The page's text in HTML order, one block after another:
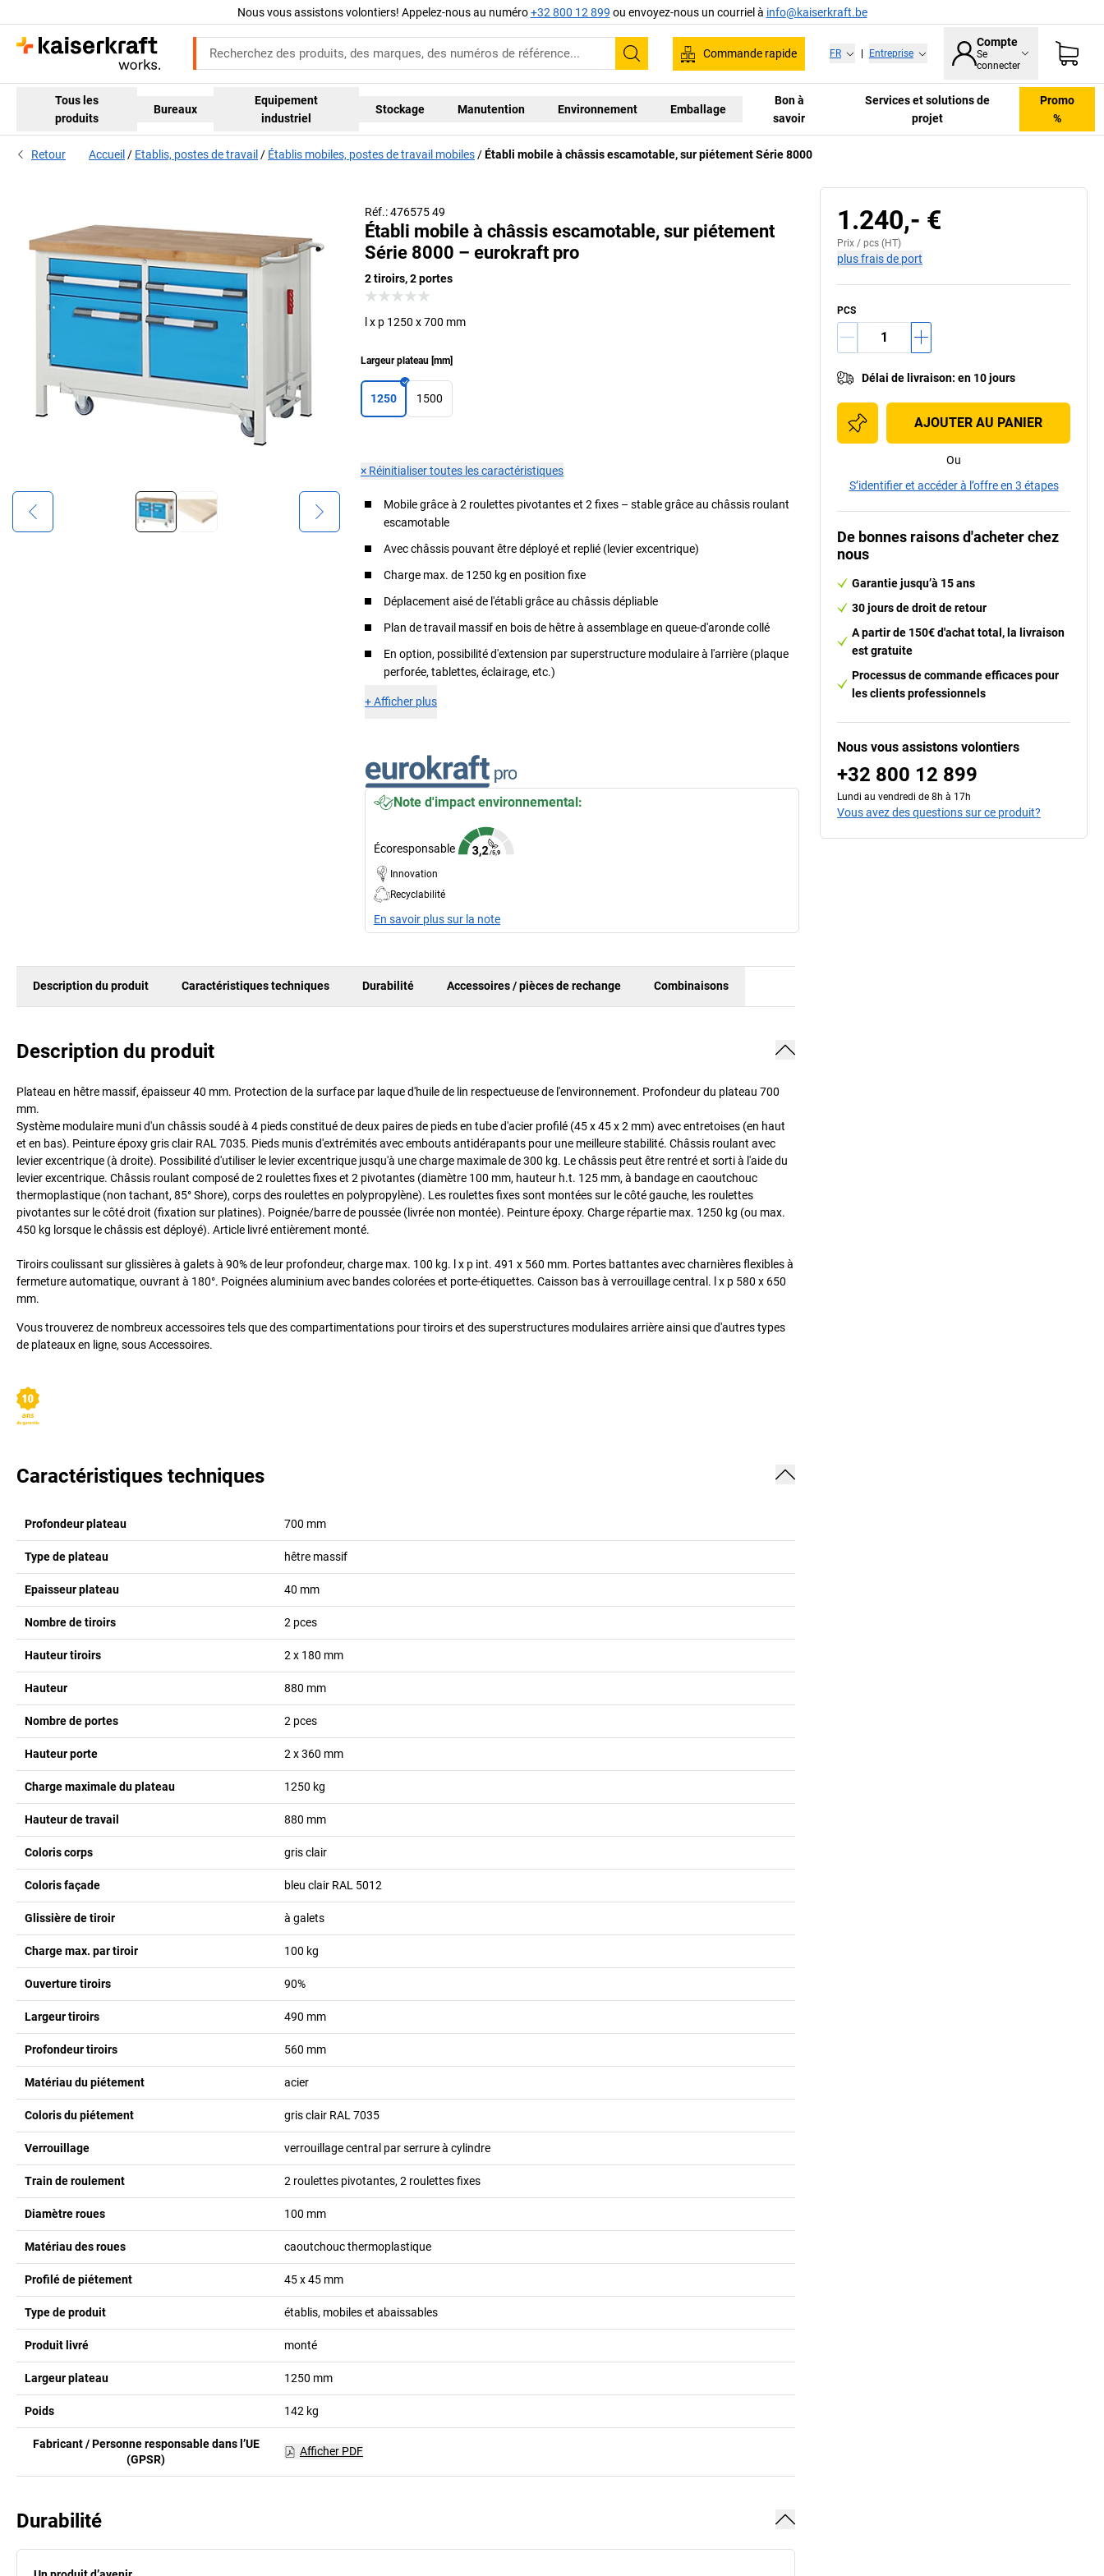
Nous vous assistons volontiers! Appelez-nous au numéro+32 800 12 899 ou envoyez-nous un courriel à info@kaiserkraft.be
Recherche
Commande rapide FR Entreprise
Compte
Se
connecter
Tous les
produits
Bureaux
Equipement
industriel
Stockage Manutention Environnement Emballage
Bon à
savoir
Services et solutions de
projet
Promo
%
Retour Accueil Etablis, postes de travail Établis mobiles, postes de travail mobiles Établi mobile à châssis escamotable, sur piétement Série 8000
Réf.: 476575 49
Établi mobile à châssis escamotable, sur piétement
Série 8000 – eurokraft pro
2 tiroirs, 2 portes
l x p 1250 x 700 mm
Largeur plateau [mm]
1250 1500
× Réinitialiser toutes les caractéristiques
Mobile grâce à 2 roulettes pivotantes et 2 fixes – stable grâce au châssis roulant
escamotable
Avec châssis pouvant être déployé et replié (levier excentrique)
Charge max. de 1250 kg en position fixe
Déplacement aisé de l'établi grâce au châssis dépliable
Plan de travail massif en bois de hêtre à assemblage en queue-d'aronde collé
En option, possibilité d'extension par superstructure modulaire à l'arrière (plaque
perforée, tablettes, éclairage, etc.)
+Afficher plus
Note d'impact environnemental:
Écoresponsable
Innovation
Recyclabilité
En savoir plus sur la note
Description du produit Caractéristiques techniques Durabilité Accessoires / pièces de rechange Combinaisons
Description du produit
Plateau en hêtre massif, épaisseur 40 mm. Protection de la surface par laque d'huile de lin respectueuse de l'environnement. Profondeur du plateau 700
mm.
Système modulaire muni d'un châssis soudé à 4 pieds constitué de deux paires de pieds en tube d'acier profilé (45 x 45 x 2 mm) avec entretoises (en haut
et en bas). Peinture époxy gris clair RAL 7035. Pieds munis d'extrémités avec embouts antidérapants pour une meilleure stabilité. Châssis roulant avec
levier excentrique (à droite). Possibilité d'utiliser le levier excentrique jusqu'à une charge maximale de 300 kg. Le châssis peut être rentré et sorti à l'aide du
levier excentrique. Châssis roulant composé de 2 roulettes fixes et 2 pivotantes (diamètre 100 mm, hauteur h.t. 125 mm, à bandage en caoutchouc
thermoplastique (non tachant, 85° Shore), corps des roulettes en polypropylène). Les roulettes fixes sont montées sur le côté gauche, les roulettes
pivotantes sur le côté droit (fixation sur platines). Poignée/barre de poussée (livrée non montée). Peinture époxy. Charge répartie max. 1250 kg (ou max.
450 kg lorsque le châssis est déployé). Article livré entièrement monté.
Tiroirs coulissant sur glissières à galets à 90% de leur profondeur, charge max. 100 kg. l x p int. 491 x 560 mm. Portes battantes avec charnières flexibles à
fermeture automatique, ouvrant à 180°. Poignées aluminium avec bandes colorées et porte-étiquettes. Caisson bas à verrouillage central. l x p 580 x 650
mm.
Vous trouverez de nombreux accessoires tels que des compartimentations pour tiroirs et des superstructures modulaires arrière ainsi que d'autres types
de plateaux en ligne, sous Accessoires.
Caractéristiques techniques
Profondeur plateau 700 mm
Type de plateau hêtre massif
Epaisseur plateau 40 mm
Nombre de tiroirs 2 pces
Hauteur tiroirs 2 x 180 mm
Hauteur 880 mm
Nombre de portes 2 pces
Hauteur porte 2 x 360 mm
Charge maximale du plateau 1250 kg
Hauteur de travail 880 mm
Coloris corps gris clair
Coloris façade bleu clair RAL 5012
Glissière de tiroir à galets
Charge max. par tiroir 100 kg
Ouverture tiroirs 90%
Largeur tiroirs 490 mm
Profondeur tiroirs 560 mm
Matériau du piétement acier
Coloris du piétement gris clair RAL 7035
Verrouillage verrouillage central par serrure à cylindre
Train de roulement 2 roulettes pivotantes, 2 roulettes fixes
Diamètre roues 100 mm
Matériau des roues caoutchouc thermoplastique
Profilé de piétement 45 x 45 mm
Type de produit établis, mobiles et abaissables
Produit livré monté
Largeur plateau 1250 mm
Poids 142 kg
Fabricant / Personne responsable dans l’UE
(GPSR)
Afficher PDF
Durabilité
1.240,- €
Prix / pcs (HT)
plus frais de port
PCS
Délai de livraison: en 10 jours
AJOUTER AU PANIER
Ou
S’identifier et accéder à l’offre en 3 étapes
De bonnes raisons d'acheter chez
nous
Garantie jusqu’à 15 ans
30 jours de droit de retour
A partir de 150€ d'achat total, la livraison
est gratuite
Processus de commande efficaces pour
les clients professionnels
Nous vous assistons volontiers
+32 800 12 899
Lundi au vendredi de 8h à 17h
Vous avez des questions sur ce produit?